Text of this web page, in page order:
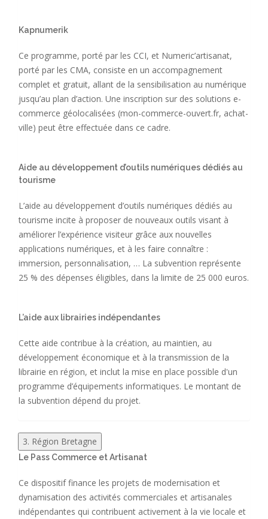
Kapnumerik
Ce programme, porté par les CCI, et Numeric’artisanat,
porté par les CMA, consiste en un accompagnement
complet et gratuit, allant de la sensibilisation au numérique
jusqu’au plan d’action. Une inscription sur des solutions e-
commerce géolocalisées (mon-commerce-ouvert.fr, achat-
ville) peut être effectuée dans ce cadre.
Aide au développement d’outils numériques dédiés au
tourisme
L’aide au développement d’outils numériques dédiés au
tourisme incite à proposer de nouveaux outils visant à
améliorer l’expérience visiteur grâce aux nouvelles
applications numériques, et à les faire connaître :
immersion, personnalisation, … La subvention représente
25 % des dépenses éligibles, dans la limite de 25 000 euros.
L’aide aux librairies indépendantes
Cette aide contribue à la création, au maintien, au
développement économique et à la transmission de la
librairie en région, et inclut la mise en place possible d'un
programme d’équipements informatiques. Le montant de
la subvention dépend du projet.
3. Région Bretagne
Le Pass Commerce et Artisanat
Ce dispositif finance les projets de modernisation et
dynamisation des activités commerciales et artisanales
indépendantes qui contribuent activement à la vie locale et